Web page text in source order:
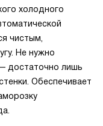
холодного
чистым,
Не нужно
достаточно лишь
Обеспечивает